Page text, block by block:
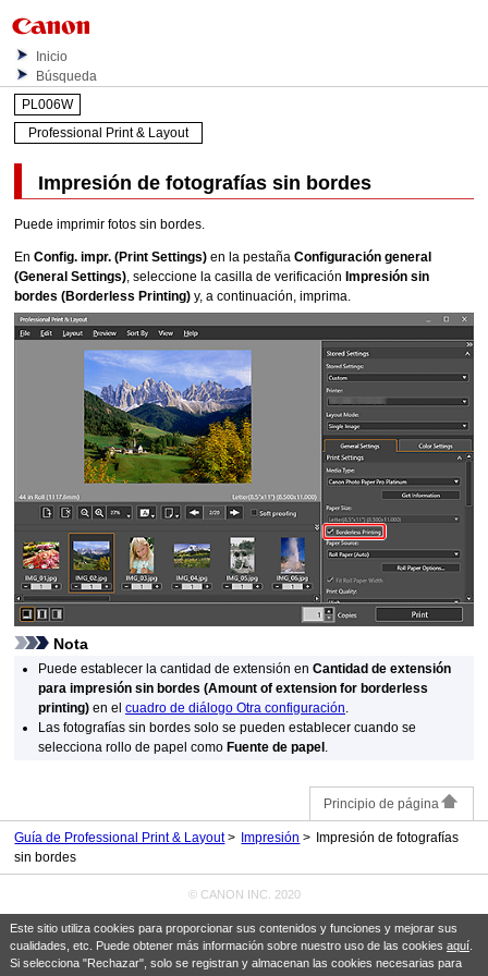
Este sitio utiliza cookies para proporcionar sus contenidos y funciones y mejorar sus
cualidades, etc. Puede obtener más información sobre nuestro uso de las cookies aquí.
Si selecciona "Rechazar", solo se registran y almacenan las cookies necesarias para
Inicio
Búsqueda
PL006W
Professional Print & Layout
Impresión de fotografías sin bordes
Puede imprimir fotos sin bordes.
EnConfig. impr. (Print Settings) en la pestañaConfiguración general
(General Settings), seleccione la casilla de verificación Impresión sin
bordes (Borderless Printing) y, a continuación, imprima.
Nota
Puede establecer la cantidad de extensión enCantidad de extensión
para impresión sin bordes (Amount of extension for borderless
printing) en elcuadro de diálogo Otra configuración.
Las fotografías sin bordes solo se pueden establecer cuando se
selecciona rollo de papel como Fuente de papel .
Principio de página
Guía de Professional Print & Layout Impresión
Impresión de fotografías
sin bordes
© CANON INC. 2020